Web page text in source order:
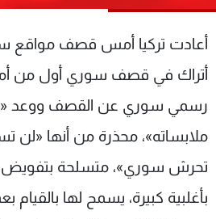
أتراك في قصف سوري أول من
رسمي سوري عن القصف ووعد
ملابساته»، محذرة من أنها «لن
تحرش سوري»، متسلحة بتفويض من
بأغلبية كبيرة، يسمح لها
عن MTV
الإنـتـاج
لاعلاناتكم
وظائف
تواصل معنا
شروط